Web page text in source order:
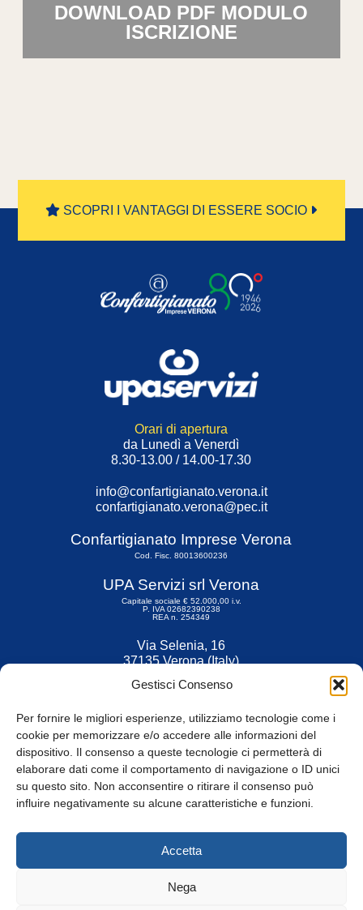
Gestisci Consenso
Per fornire le migliori esperienze, utilizziamo tecnologie come i
cookie per memorizzare e/o accedere alle informazioni del
dispositivo. Il consenso a queste tecnologie ci permetterà di
elaborare dati come il comportamento di navigazione o ID unici
su questo sito. Non acconsentire o ritirare il consenso può
influire negativamente su alcune caratteristiche e funzioni.
Accetta
Nega
DOWNLOAD PDF MODULO
ISCRIZIONE
SCOPRI I VANTAGGI DI ESSERE SOCIO
Orari di apertura
da Lunedì a Venerdì
8.30-13.00 / 14.00-17.30
info@confartigianato.verona.it
confartigianato.verona@pec.it
Confartigianato Imprese Verona
Cod. Fisc. 80013600236
UPA Servizi srl Verona
Capitale sociale € 52.000,00 i.v.
P. IVA 02682390238
REA n. 254349
Via Selenia, 16
37135 Verona (Italy)
Fax 045 9211599
© Tutti i diritti riservati